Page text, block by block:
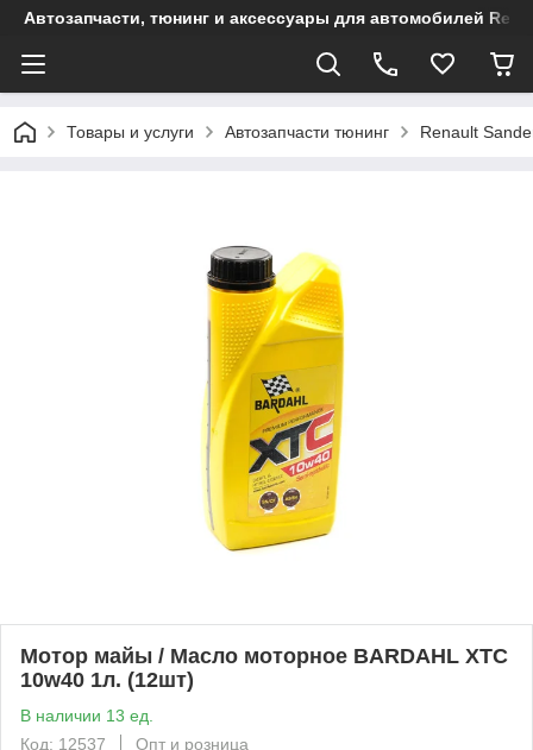
Автозапчасти, тюнинг и аксессуары для автомобилей
Товары и услуги Автозапчасти тюнинг Renault
Мотор майы / Масло моторное BARDAHL XTC
10w40 1л. (12шт)
В наличии 13 ед.
Код: 12537
Опт и розница